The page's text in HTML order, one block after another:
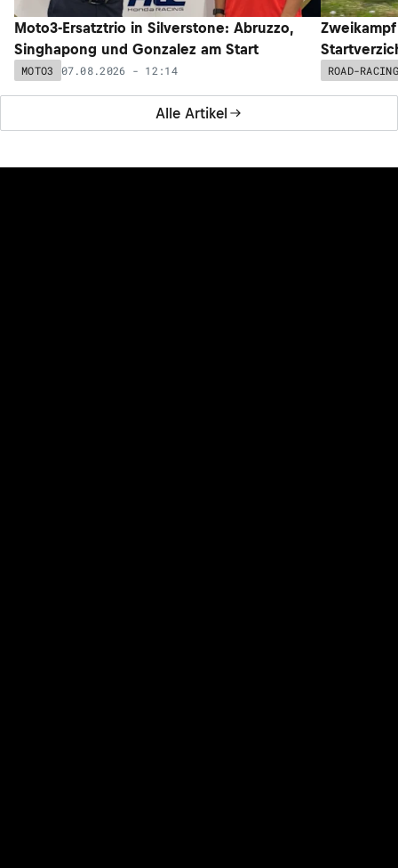
Alle Artikel
Moto3-Ersatztrio in Silverstone: Abruzzo,
Singhapong und Gonzalez am Start
MOTO3 07.08.2026 - 12:14 ROAD-RACING